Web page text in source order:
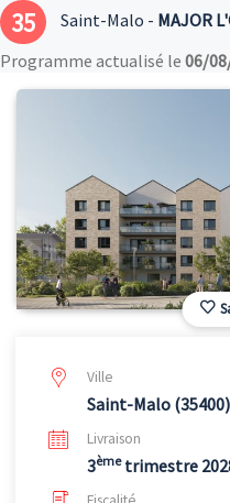
35 Saint-Malo - MAJOR
Programme actualisé le 06/
Ville
Saint-Malo (35400)
Livraison
3èmetrimestre